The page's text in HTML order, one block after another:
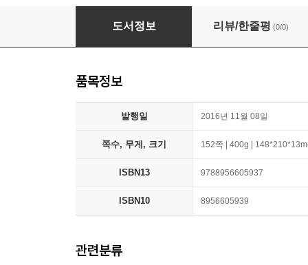
마음의 구멍 군
도서정보 리뷰/한줄평 (0/0)
품목정보
발행일 2016년 11월 08일
쪽수, 무게, 크기 152쪽 | 400g |
ISBN13 9788956605937
ISBN10 8956605939
관련분류